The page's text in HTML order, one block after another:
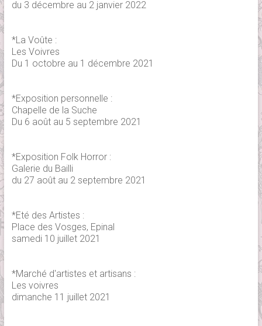
du 3 décembre au 2 janvier 2022
*La Voûte :
Les Voivres
Du 1 octobre au 1 décembre 2021
*Exposition personnelle :
Chapelle de la Suche
Du 6 août au 5 septembre 2021
*Exposition Folk Horror :
Galerie du Bailli
du 27 août au 2 septembre 2021
*Eté des Artistes :
Place des Vosges, Epinal
samedi 10 juillet 2021
*Marché d'artistes et artisans :
Les voivres
dimanche 11 juillet 2021